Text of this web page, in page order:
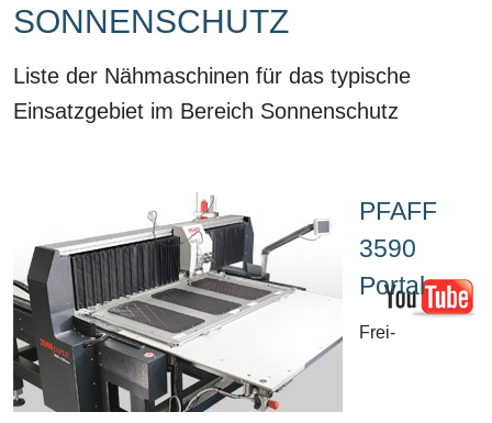
SONNENSCHUTZ
Liste der Nähmaschinen für das typische
Einsatzgebiet im Bereich Sonnenschutz
PFAFF
3590
Portal
Frei-